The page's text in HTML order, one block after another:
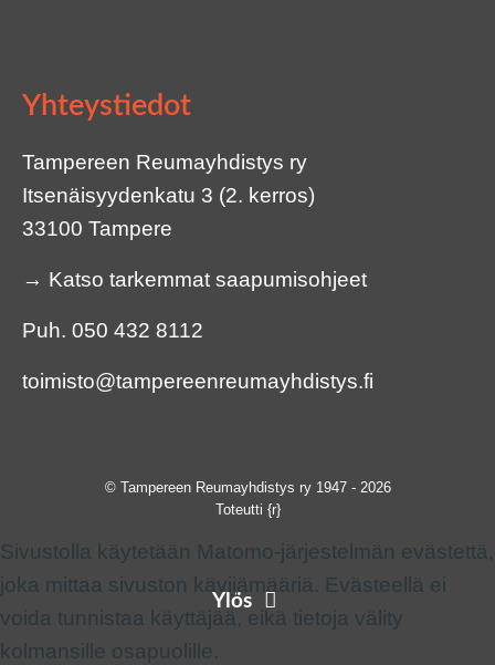
Yhteystiedot
Tampereen Reumayhdistys ry
Itsenäisyydenkatu 3 (2. kerros)
33100 Tampere
→ Katso tarkemmat saapumisohjeet
Puh. 050 432 8112
toimisto@tampereenreumayhdistys.fi
© Tampereen Reumayhdistys ry 1947 - 2026
Toteutti {r}
Ylös
Sivustolla käytetään Matomo-järjestelmän evästettä,
joka mittaa sivuston kävijämääriä. Evästeellä ei
voida tunnistaa käyttäjää, eikä tietoja välity
kolmansille osapuolille.